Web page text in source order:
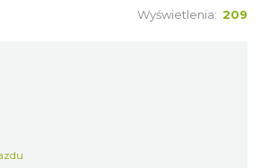
Wyświetlenia: 209